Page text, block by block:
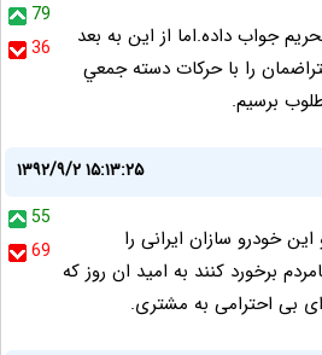
79
36
جواب داده.اما از اين به بعد
را با حرکات دسته جمعي
برسيم.
۱۳۹۲/۹/۲ ۱۵:۱۳:۲۵
55
69
خودرو سازان ایرانی را
برخورد کنند به امید ان روز که
بی احترامی به مشتری.